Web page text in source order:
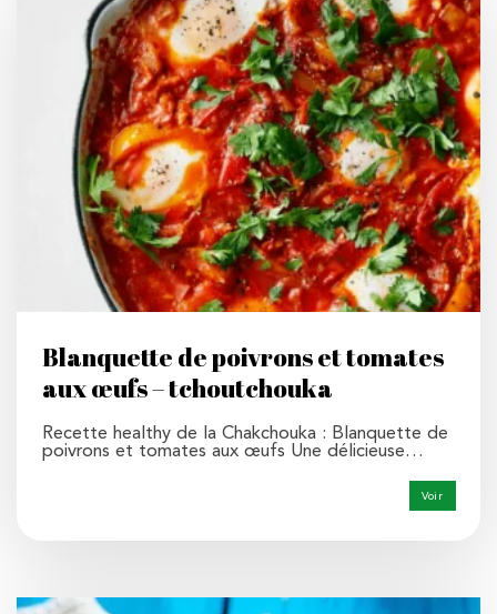
Blanquette de poivrons et tomates
aux œufs – tchoutchouka
Recette healthy de la Chakchouka : Blanquette de
poivrons et tomates aux œufs Une délicieuse…
Voir